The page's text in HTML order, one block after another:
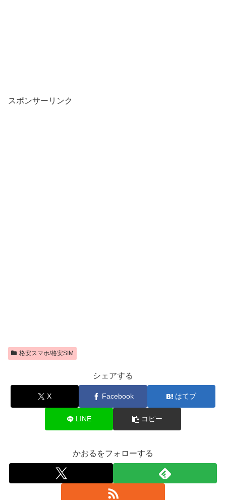
スポンサーリンク
格安スマホ/格安SIM
シェアする
X Facebook はてブ
LINE コピー
かおるをフォローする